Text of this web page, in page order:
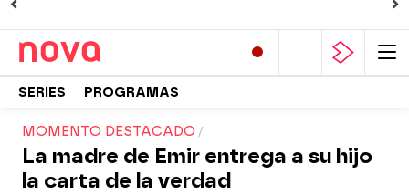
SERIES PROGRAMAS
MOMENTO DESTACADO
La madre de Emir entrega a su hijo
la carta de la verdad